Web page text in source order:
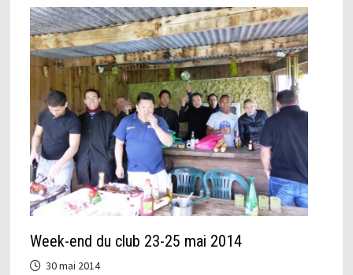
Week-end du club 23-25 mai 2014
30 mai 2014